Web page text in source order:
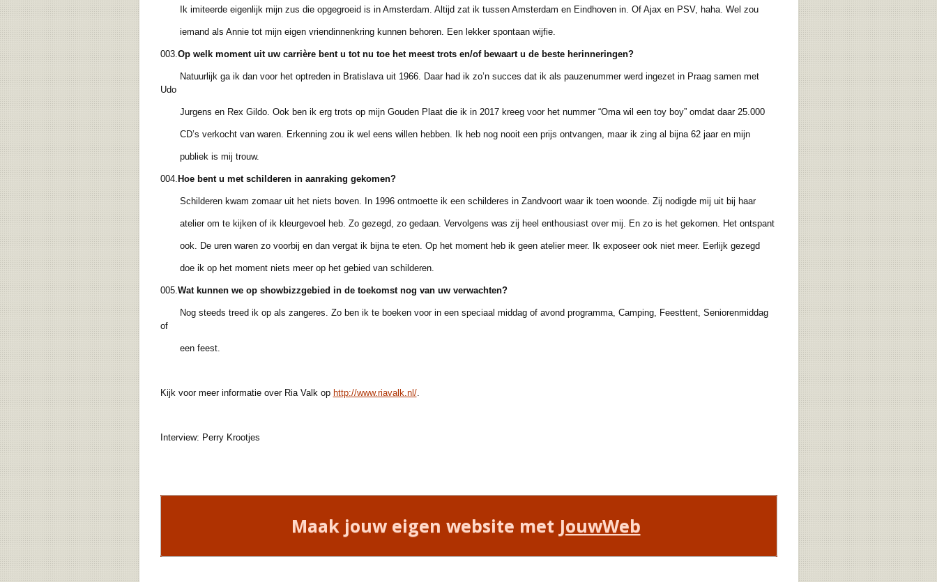
Ik imiteerde eigenlijk mijn zus die opgegroeid is in Amsterdam. Altijd zat ik tussen Amsterdam en Eindhoven in. Of Ajax en PSV, haha. Wel zou
iemand als Annie tot mijn eigen vriendinnenkring kunnen behoren. Een lekker spontaan wijfie.
003.Op welk moment uit uw carrière bent u tot nu toe het meest trots en/of bewaart u de beste herinneringen?
Natuurlijk ga ik dan voor het optreden in Bratislava uit 1966. Daar had ik zo’n succes dat ik als pauzenummer werd ingezet in Praag samen met
Udo
Jurgens en Rex Gildo. Ook ben ik erg trots op mijn Gouden Plaat die ik in 2017 kreeg voor het nummer “Oma wil een toy boy” omdat daar 25.000
CD’s verkocht van waren. Erkenning zou ik wel eens willen hebben. Ik heb nog nooit een prijs ontvangen, maar ik zing al bijna 62 jaar en mijn
publiek is mij trouw.
004. Hoe bent u met schilderen in aanraking gekomen?
Schilderen kwam zomaar uit het niets boven. In 1996 ontmoette ik een schilderes in Zandvoort waar ik toen woonde. Zij nodigde mij uit bij haar
atelier om te kijken of ik kleurgevoel heb. Zo gezegd, zo gedaan. Vervolgens was zij heel enthousiast over mij. En zo is het gekomen. Het ontspant
ook. De uren waren zo voorbij en dan vergat ik bijna te eten. Op het moment heb ik geen atelier meer. Ik exposeer ook niet meer. Eerlijk gezegd
doe ik op het moment niets meer op het gebied van schilderen.
005.Wat kunnen we op showbizzgebied in de toekomst nog van uw verwachten?
Nog steeds treed ik op als zangeres. Zo ben ik te boeken voor in een speciaal middag of avond programma, Camping, Feesttent, Seniorenmiddag
of
een feest.
Kijk voor meer informatie over Ria Valk op http://www.riavalk.nl/.
Interview: Perry Krootjes
Maak jouw eigen website met JouwWeb